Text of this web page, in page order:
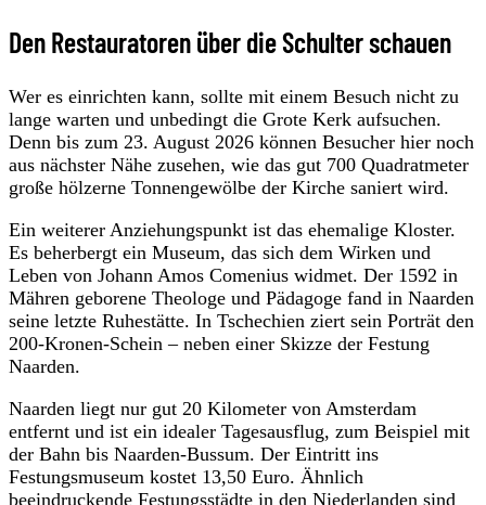
Den Restauratoren über die Schulter schauen
Wer es einrichten kann, sollte mit einem Besuch nicht zu
lange warten und unbedingt die Grote Kerk aufsuchen.
Denn bis zum 23. August 2026 können Besucher hier noch
aus nächster Nähe zusehen, wie das gut 700 Quadratmeter
große hölzerne Tonnengewölbe der Kirche saniert wird.
Ein weiterer Anziehungspunkt ist das ehemalige Kloster.
Es beherbergt ein Museum, das sich dem Wirken und
Leben von Johann Amos Comenius widmet. Der 1592 in
Mähren geborene Theologe und Pädagoge fand in Naarden
seine letzte Ruhestätte. In Tschechien ziert sein Porträt den
200-Kronen-Schein – neben einer Skizze der Festung
Naarden.
Naarden liegt nur gut 20 Kilometer von Amsterdam
entfernt und ist ein idealer Tagesausflug, zum Beispiel mit
der Bahn bis Naarden-Bussum. Der Eintritt ins
Festungsmuseum kostet 13,50 Euro. Ähnlich
beeindruckende Festungsstädte in den Niederlanden sind